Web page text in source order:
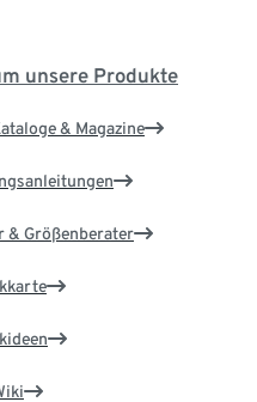
unsere Produkte
& Magazine
& Größenberater